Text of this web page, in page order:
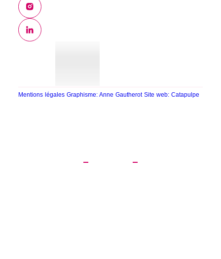
Mentions légalesGraphisme: Anne GautherotSite web: Catapulpe